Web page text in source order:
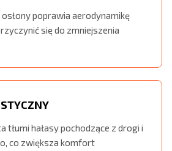
osłony poprawia aerodynamikę
się do zmniejszenia
tłumi hałasy pochodzące z drogi i
co zwiększa komfort